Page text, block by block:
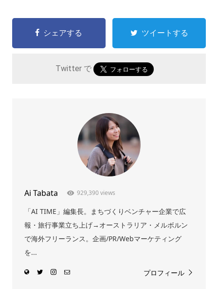
シェアする ツイートする
Twitter で
Ai Tabata 929,390 views
「AI TIME」編集長。まちづくりベンチャー企業で広
報・旅行事業立ち上げ→オーストラリア・メルボルン
で海外フリーランス。企画/PR/Webマーケティング
を...
プロフィール